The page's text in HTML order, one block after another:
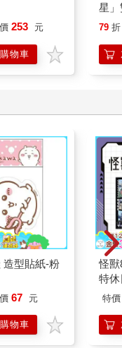
253 元
物車
星
的
79 折
造型貼紙-粉
67 元
物車
怪獸
特
加購]
特價